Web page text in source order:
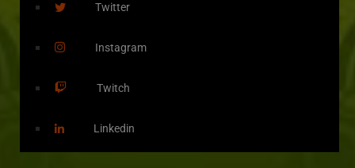
Twitter
Instagram
Twitch
Linkedin